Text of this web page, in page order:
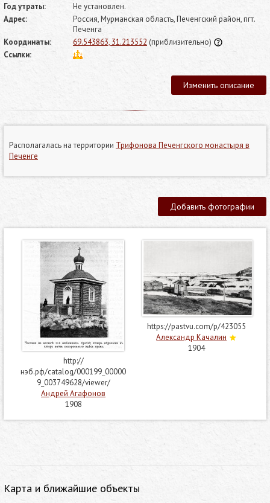
Год утраты:
Не установлен.
Адрес:
Россия, Мурманская область, Печенгский район, пгт.
Печенга
Координаты:
69.543863, 31.213552 (приблизительно)
Ссылки:
Изменить описание
Располагалась на территории Трифонова Печенгского монастыря в
Печенге
Добавить фотографии
http://
нэб.рф/catalog/000199_00000
9_003749628/viewer/
Андрей Агафонов
1908
https://pastvu.com/p/423055
Александр Качалин
1904
Карта и ближайшие объекты